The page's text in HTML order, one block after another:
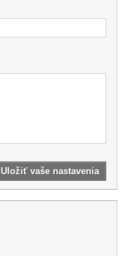
Uložiť vaše nastavenia